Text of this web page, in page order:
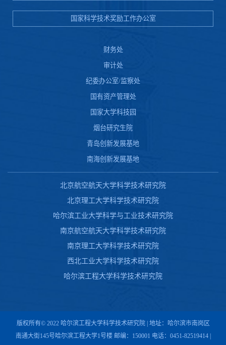
国家科学技术奖励工作办公室
财务处
审计处
纪委办公室/监察处
国有资产管理处
国家大学科技园
烟台研究生院
青岛创新发展基地
南海创新发展基地
北京航空航天大学科学技术研究院
北京理工大学科学技术研究院
哈尔滨工业大学科学与工业技术研究院
南京航空航天大学科学技术研究院
南京理工大学科学技术研究院
西北工业大学科学技术研究院
哈尔滨工程大学科学技术研究院
版权所有© 2022 哈尔滨工程大学科学技术研究院 | 地址：哈尔滨市南岗区
南通大街145号哈尔滨工程大学1号楼 邮编：150001 电话：0451-82519414 |